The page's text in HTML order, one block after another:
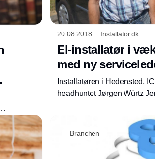
20.08.2018 Installator.dk
El-installatør i
med ny
Installatøren i Hedensted,
headhuntet Jørgen Würtz
samarbejde mellem
medarbejdere og sørge for,
opgaver forløber, som de
Branchen